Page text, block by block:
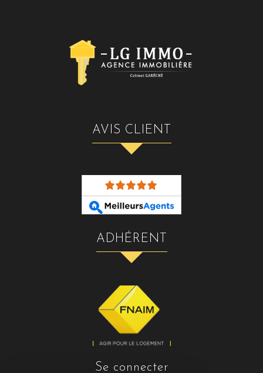
AVIS CLIENT
ADHÉRENT
se connecter